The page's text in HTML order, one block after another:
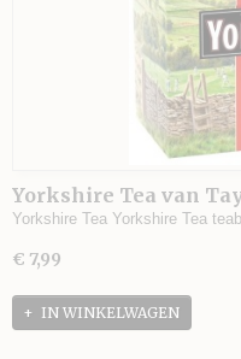
Yorkshire Tea van
Yorkshire Tea Yorkshire Tea
€ 7,99
IN WINKELWAGEN